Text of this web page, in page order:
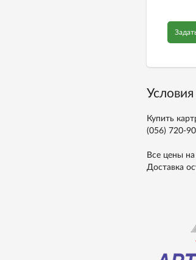
Купить
(056) 720-
Все цены
Доставка